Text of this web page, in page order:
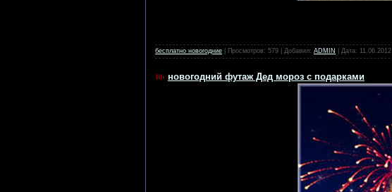
бесплатно новогодние | Просмотров: 579 | Добавил: ADMIN | Дата: 11.06.2012
новогодний футаж Дед мороз с подарками